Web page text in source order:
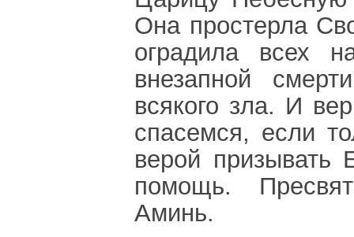
Она простерла
оградила всех
внезапной
всякого зла. И
спасемся, если
верой призывать
помощь.
Аминь.